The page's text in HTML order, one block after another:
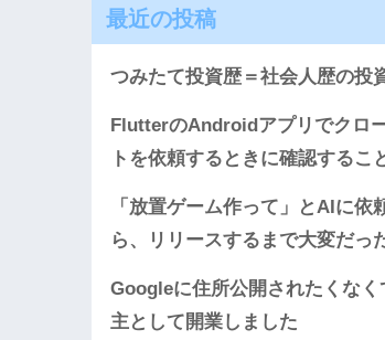
最近の投稿
つみたて投資歴＝社会人歴の投
FlutterのAndroidアプリでクロ
トを依頼するときに確認するこ
「放置ゲーム作って」とAIに依
ら、リリースするまで大変だっ
Googleに住所公開されたくなく
主として開業しました